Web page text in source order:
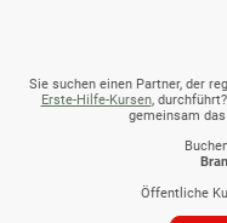
Sie suchen einen Partner, der
Erste-Hilfe-Kursen,
gemeinsam
Öffentliche